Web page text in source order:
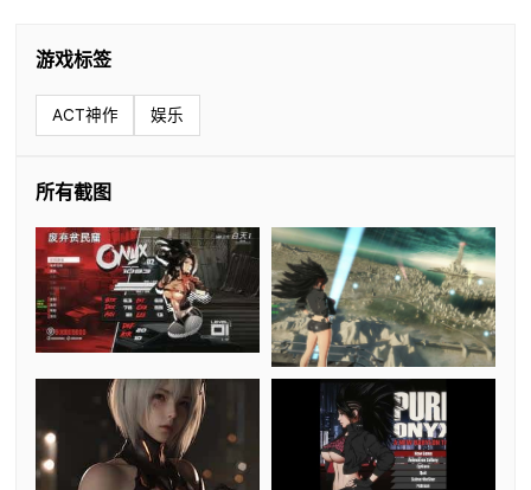
游戏标签
ACT神作 娱乐
所有截图